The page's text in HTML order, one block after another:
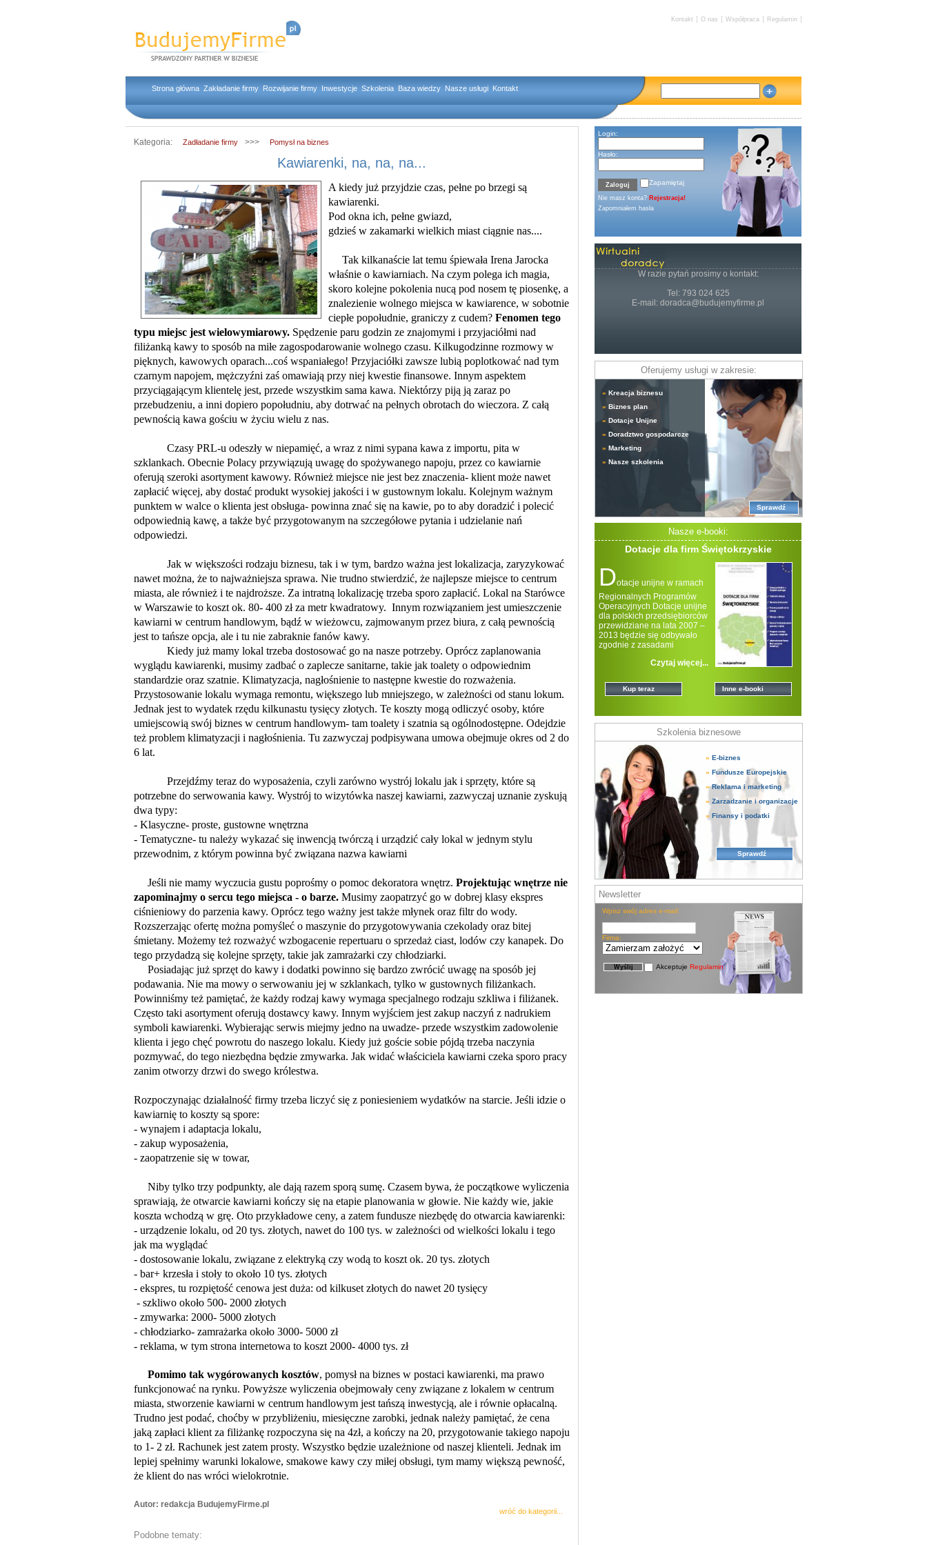
Kontakt O nas Współpraca Regulamin
Strona główna Zakładanie firmy Rozwijanie firmy Inwestycje Szkolenia Baza wiedzy Nasze usługi Kontakt
Kategoria: Zadładanie firmy >>> Pomysł na biznes
Kawiarenki, na, na, na...
A kiedy już przyjdzie czas, pełne po brzegi są
kawiarenki.
Pod okna ich, pełne gwiazd,
gdzieś w zakamarki wielkich miast ciągnie nas....
Tak kilkanaście lat temu śpiewała Irena Jarocka
właśnie o kawiarniach. Na czym polega ich magia,
skoro kolejne pokolenia nucą pod nosem tę piosenkę, a
znalezienie wolnego miejsca w kawiarence, w sobotnie
ciepłe popołudnie, graniczy z cudem? Fenomen tego
typu miejsc jest wielowymiarowy. Spędzenie paru godzin ze znajomymi i przyjaciółmi nad
filiżanką kawy to sposób na miłe zagospodarowanie wolnego czasu. Kilkugodzinne rozmowy w
pięknych, kawowych oparach...coś wspaniałego! Przyjaciółki zawsze lubią poplotkować nad tym
czarnym napojem, mężczyźni zaś omawiają przy niej kwestie finansowe. Innym aspektem
przyciągającym klientelę jest, przede wszystkim sama kawa. Niektórzy piją ją zaraz po
przebudzeniu, a inni dopiero popołudniu, aby dotrwać na pełnych obrotach do wieczora. Z całą
pewnością kawa gościu w życiu wielu z nas.
Czasy PRL-u odeszły w niepamięć, a wraz z nimi sypana kawa z importu, pita w
szklankach. Obecnie Polacy przywiązują uwagę do spożywanego napoju, przez co kawiarnie
oferują szeroki asortyment kawowy. Również miejsce nie jest bez znaczenia- klient może nawet
zapłacić więcej, aby dostać produkt wysokiej jakości i w gustownym lokalu. Kolejnym ważnym
punktem w walce o klienta jest obsługa- powinna znać się na kawie, po to aby doradzić i polecić
odpowiednią kawę, a także być przygotowanym na szczegółowe pytania i udzielanie nań
odpowiedzi.
Jak w większości rodzaju biznesu, tak i w tym, bardzo ważna jest lokalizacja, zaryzykować
nawet można, że to najważniejsza sprawa. Nie trudno stwierdzić, że najlepsze miejsce to centrum
miasta, ale również i te najdroższe. Za intratną lokalizację trzeba sporo zapłacić. Lokal na Starówce
w Warszawie to koszt ok. 80- 400 zł za metr kwadratowy. Innym rozwiązaniem jest umieszczenie
kawiarni w centrum handlowym, bądź w wieżowcu, zajmowanym przez biura, z całą pewnością
jest to tańsze opcja, ale i tu nie zabraknie fanów kawy.
Kiedy już mamy lokal trzeba dostosować go na nasze potrzeby. Oprócz zaplanowania
wyglądu kawiarenki, musimy zadbać o zaplecze sanitarne, takie jak toalety o odpowiednim
standardzie oraz szatnie. Klimatyzacja, nagłośnienie to następne kwestie do rozważenia.
Przystosowanie lokalu wymaga remontu, większego lub mniejszego, w zależności od stanu lokum.
Jednak jest to wydatek rzędu kilkunastu tysięcy złotych. Te koszty mogą odliczyć osoby, które
umiejscowią swój biznes w centrum handlowym- tam toalety i szatnia są ogólnodostępne. Odejdzie
też problem klimatyzacji i nagłośnienia. Tu zazwyczaj podpisywana umowa obejmuje okres od 2 do
6 lat.
Przejdźmy teraz do wyposażenia, czyli zarówno wystrój lokalu jak i sprzęty, które są
potrzebne do serwowania kawy. Wystrój to wizytówka naszej kawiarni, zazwyczaj uznanie zyskują
dwa typy:
- Klasyczne- proste, gustowne wnętrzna
- Tematyczne- tu należy wykazać się inwencją twórczą i urządzić cały lokal w jednym stylu
przewodnim, z którym powinna być związana nazwa kawiarni
Jeśli nie mamy wyczucia gustu poprośmy o pomoc dekoratora wnętrz. Projektując wnętrze nie
zapominajmy o sercu tego miejsca - o barze. Musimy zaopatrzyć go w dobrej klasy ekspres
ciśnieniowy do parzenia kawy. Oprócz tego ważny jest także młynek oraz filtr do wody.
Rozszerzając ofertę można pomyśleć o maszynie do przygotowywania czekolady oraz bitej
śmietany. Możemy też rozważyć wzbogacenie repertuaru o sprzedaż ciast, lodów czy kanapek. Do
tego przydadzą się kolejne sprzęty, takie jak zamrażarki czy chłodziarki.
Posiadając już sprzęt do kawy i dodatki powinno się bardzo zwrócić uwagę na sposób jej
podawania. Nie ma mowy o serwowaniu jej w szklankach, tylko w gustownych filiżankach.
Powinniśmy też pamiętać, że każdy rodzaj kawy wymaga specjalnego rodzaju szkliwa i filiżanek.
Często taki asortyment oferują dostawcy kawy. Innym wyjściem jest zakup naczyń z nadrukiem
symboli kawiarenki. Wybierając serwis miejmy jedno na uwadze- przede wszystkim zadowolenie
klienta i jego chęć powrotu do naszego lokalu. Kiedy już goście sobie pójdą trzeba naczynia
pozmywać, do tego niezbędna będzie zmywarka. Jak widać właściciela kawiarni czeka sporo pracy
zanim otworzy drzwi do swego królestwa.
Rozpoczynając działalność firmy trzeba liczyć się z poniesieniem wydatków na starcie. Jeśli idzie o
kawiarnię to koszty są spore:
- wynajem i adaptacja lokalu,
- zakup wyposażenia,
- zaopatrzenie się w towar,
Niby tylko trzy podpunkty, ale dają razem sporą sumę. Czasem bywa, że początkowe wyliczenia
sprawiają, że otwarcie kawiarni kończy się na etapie planowania w głowie. Nie każdy wie, jakie
koszta wchodzą w grę. Oto przykładowe ceny, a zatem fundusze niezbędę do otwarcia kawiarenki:
- urządzenie lokalu, od 20 tys. złotych, nawet do 100 tys. w zależności od wielkości lokalu i tego
jak ma wyglądać
- dostosowanie lokalu, związane z elektryką czy wodą to koszt ok. 20 tys. złotych
- bar+ krzesła i stoły to około 10 tys. złotych
- ekspres, tu rozpiętość cenowa jest duża: od kilkuset złotych do nawet 20 tysięcy
- szkliwo około 500- 2000 złotych
- zmywarka: 2000- 5000 złotych
- chłodziarko- zamrażarka około 3000- 5000 zł
- reklama, w tym strona internetowa to koszt 2000- 4000 tys. zł
Pomimo tak wygórowanych kosztów, pomysł na biznes w postaci kawiarenki, ma prawo
funkcjonować na rynku. Powyższe wyliczenia obejmowały ceny związane z lokalem w centrum
miasta, stworzenie kawiarni w centrum handlowym jest tańszą inwestycją, ale i równie opłacalną.
Trudno jest podać, choćby w przybliżeniu, miesięczne zarobki, jednak należy pamiętać, że cena
jaką zapłaci klient za filiżankę rozpoczyna się na 4zł, a kończy na 20, przygotowanie takiego napoju
to 1- 2 zł. Rachunek jest zatem prosty. Wszystko będzie uzależnione od naszej klienteli. Jednak im
lepiej spełnimy warunki lokalowe, smakowe kawy czy miłej obsługi, tym mamy większą pewność,
że klient do nas wróci wielokrotnie.
wróć do kategorii...
Autor: redakcja BudujemyFirme.pl
Podobne tematy:
Login:
Hasło:
Zapamiętaj
Nie masz konta? Rejestracja!
Zapomniałem hasła
W razie pytań prosimy o kontakt:
Tel: 793 024 625
E-mail: doradca@budujemyfirme.pl
Oferujemy usługi w zakresie:
» Kreacja biznesu
» Biznes plan
» Dotacje Unijne
» Doradztwo gospodarcze
» Marketing
» Nasze szkolenia
Sprawdź
Nasze e-booki:
Dotacje dla firm Świętokrzyskie
Dotacje unijne w ramach
Regionalnych Programów
Operacyjnych Dotacje unijne
dla polskich przedsiębiorców
przewidziane na lata 2007 –
2013 będzie się odbywało
zgodnie z zasadami
Czytaj więcej...
Kup teraz Inne e-booki
Szkolenia biznesowe
» E-biznes
» Fundusze Europejskie
» Reklama i marketing
» Zarzadzanie i organizacje
» Finansy i podatki
Sprawdź
Newsletter
Wpisz swój adres e-mail:
Firma:
Akceptuje Regulamin